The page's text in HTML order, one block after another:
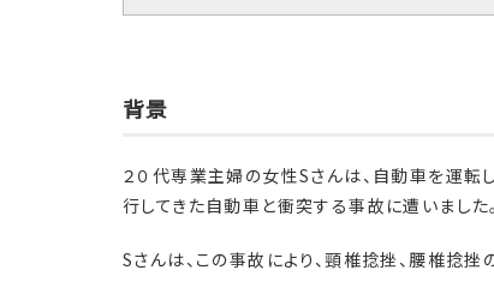
背景
２０代専業主婦の女性Sさんは、自動車を運
行してきた自動車と衝突する事故に遭いました。
Sさんは、この事故により、頸椎捻挫、腰椎捻